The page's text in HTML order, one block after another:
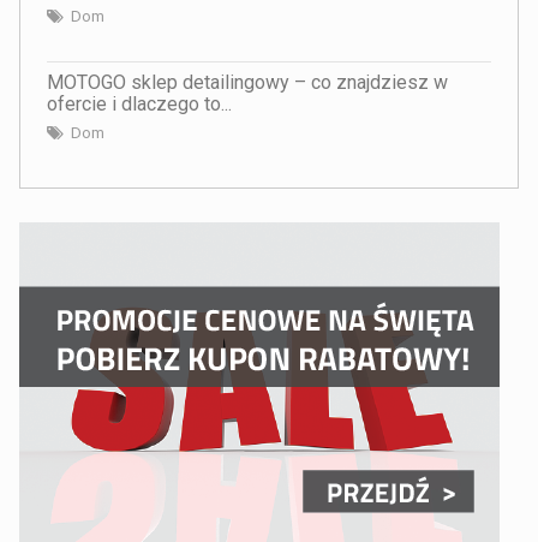
Dom
MOTOGO sklep detailingowy – co znajdziesz w
ofercie i dlaczego to...
Dom